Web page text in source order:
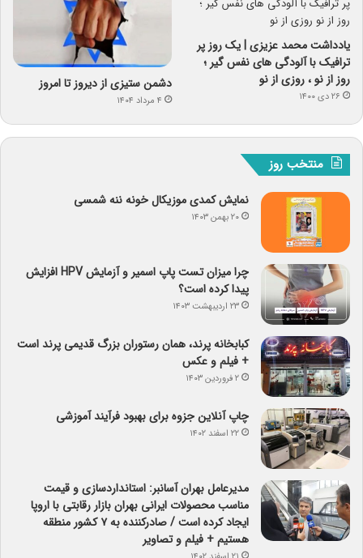
یادداشت محمد عزیزی | یک روز پر
ترافیک با آلودگی های نفس گیر ؛
روز از نو ، روزی از نو
۲۶ دی ۱۴۰۰
دشمن ستیزی از دیروز تا امروز
۴ مرداد ۱۴۰۴
منتخب روز
نمایش کمدی موزیکال خونه ننه شمسی
۲۰ بهمن ۱۴۰۳
چرا میزان تست پاپ اسمیر و آزمایش HPV افزایش
پیدا کرده است؟
۲۳ اردیبهشت ۱۴۰۳
کبابخانه پرند، همان رستوران بزرگ قدیمی پرند است
+ فیلم و عکس
۲ فروردین ۱۴۰۳
چاپ آنلاین جزوه برای بهبود فرآیند آموزشی
۲۲ اسفند ۱۴۰۲
مدیرعامل بهران آسانبر: استانداردسازی و قیمت
مناسب محصولات ایرانی بهران بازار رقابتی با اروپا
ایجاد کرده است / صادرکننده به ۷ کشور منطقه
هستیم + فیلم و تصاویر